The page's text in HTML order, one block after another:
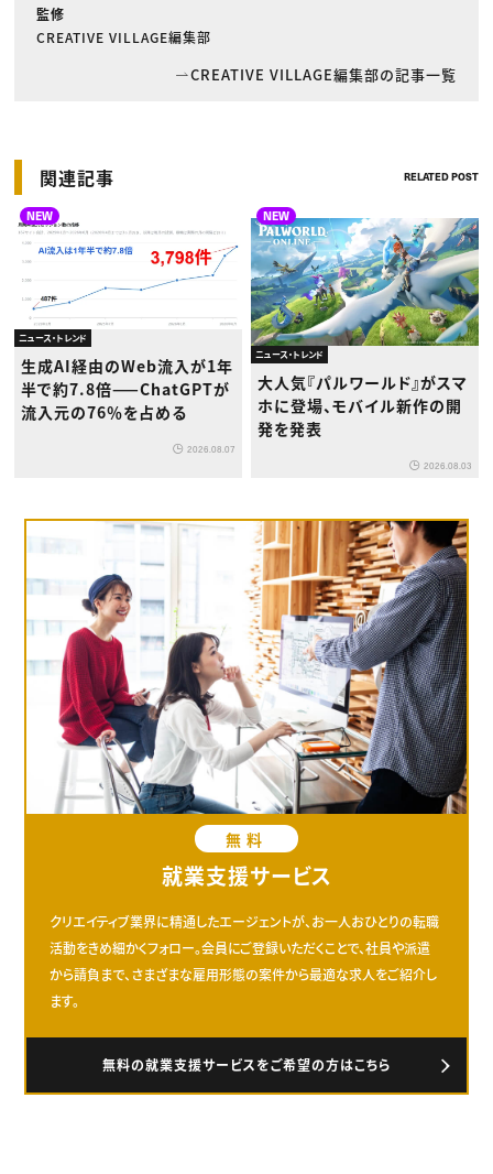
監修
CREATIVE VILLAGE編集部
CREATIVE VILLAGE編集部の記事一覧
関連記事 RELATED POST
NEW
ニュース・トレンド
生成AI経由のWeb流入が1年
半で約7.8倍——ChatGPTが
流入元の76％を占める
2026.08.07
NEW
ニュース・トレンド
大人気『パルワールド』がスマ
ホに登場、モバイル新作の開
発を発表
2026.08.03
無料
就業支援サービス
クリエイティブ業界に精通したエージェントが、お一人おひとりの転職
活動をきめ細かくフォロー。会員にご登録いただくことで、社員や派遣
から請負まで、さまざまな雇用形態の案件から最適な求人をご紹介し
ます。
無料の就業支援サービスをご希望の方はこちら